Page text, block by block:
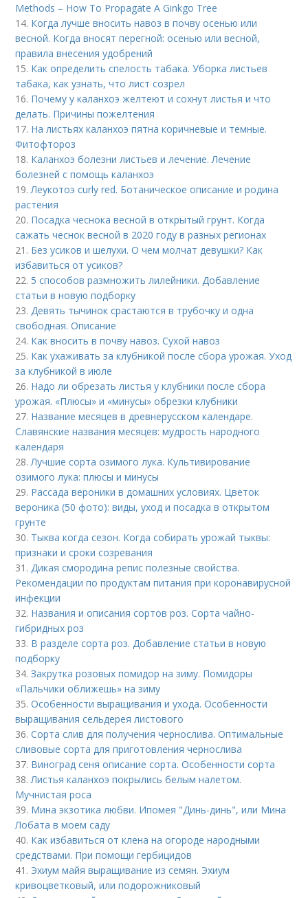
Methods – How To Propagate A Ginkgo Tree
14. Когда лучше вносить навоз в почву осенью или
весной. Когда вносят перегной: осенью или весной,
правила внесения удобрений
15. Как определить спелость табака. Уборка листьев
табака, как узнать, что лист созрел
16. Почему у каланхоэ желтеют и сохнут листья и что
делать. Причины пожелтения
17. На листьях каланхоэ пятна коричневые и темные.
Фитофтороз
18. Каланхоэ болезни листьев и лечение. Лечение
болезней с помощь каланхоэ
19. Леукотоэ curly red. Ботаническое описание и родина
растения
20. Посадка чеснока весной в открытый грунт. Когда
сажать чеснок весной в 2020 году в разных регионах
21. Без усиков и шелухи. О чем молчат девушки? Как
избавиться от усиков?
22. 5 способов размножить лилейники. Добавление
статьи в новую подборку
23. Девять тычинок срастаются в трубочку и одна
свободная. Описание
24. Как вносить в почву навоз. Сухой навоз
25. Как ухаживать за клубникой после сбора урожая. Уход
за клубникой в июле
26. Надо ли обрезать листья у клубники после сбора
урожая. «Плюсы» и «минусы» обрезки клубники
27. Название месяцев в древнерусском календаре.
Славянские названия месяцев: мудрость народного
календаря
28. Лучшие сорта озимого лука. Культивирование
озимого лука: плюсы и минусы
29. Рассада вероники в домашних условиях. Цветок
вероника (50 фото): виды, уход и посадка в открытом
грунте
30. Тыква когда сезон. Когда собирать урожай тыквы:
признаки и сроки созревания
31. Дикая смородина репис полезные свойства.
Рекомендации по продуктам питания при коронавирусной
инфекции
32. Названия и описания сортов роз. Сорта чайно-
гибридных роз
33. В разделе сорта роз. Добавление статьи в новую
подборку
34.Закрутка розовых помидор на зиму. Помидоры
«Пальчики оближешь» на зиму
35.Особенности выращивания и ухода. Особенности
выращивания сельдерея листового
36.Сорта слив для получения чернослива. Оптимальные
сливовые сорта для приготовления чернослива
37. Виноград сеня описание сорта. Особенности сорта
38. Листья каланхоэ покрылись белым налетом.
Мучнистая роса
39. Мина экзотика любви. Ипомея "Динь-динь", или Мина
Лобата в моем саду
40. Как избавиться от клена на огороде народными
средствами. При помощи гербицидов
41. Эхиум майя выращивание из семян. Эхиум
кривоцветковый, или подорожниковый